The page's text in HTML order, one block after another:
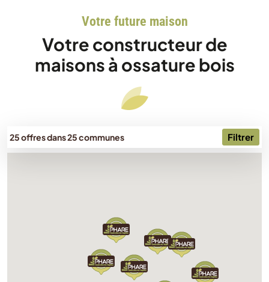
Votre future maison
Votre constructeur de
maisons à ossature bois
25 offres dans 25 communes Filtrer